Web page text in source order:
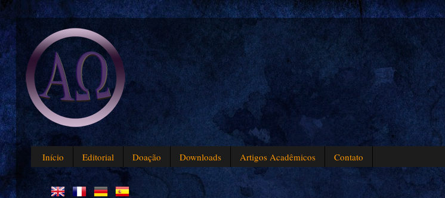
Início Editorial Doação Downloads Artigos Acadêmicos Contato